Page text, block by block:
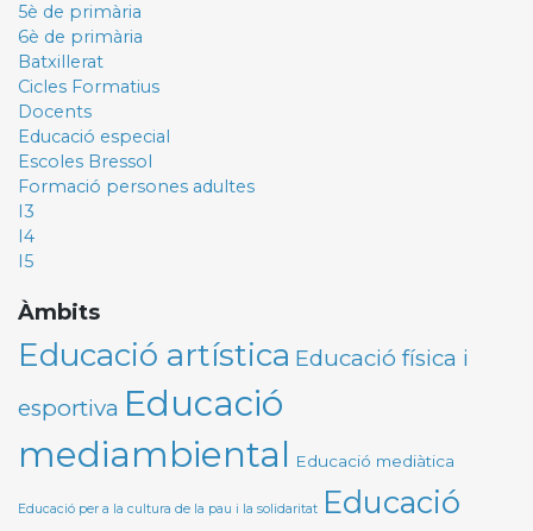
5è de primària
6è de primària
Batxillerat
Cicles Formatius
Docents
Educació especial
Escoles Bressol
Formació persones adultes
I3
I4
I5
Àmbits
Educació artística Educació física i
esportiva Educació
mediambiental Educació mediàtica
Educació per a la cultura de la pau i la solidaritat Educació